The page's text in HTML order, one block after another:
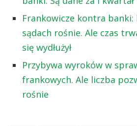
Frankowicze kontra
sądach rośnie. Ale czas
się wydłużył
Przybywa wyroków w
frankowych. Ale liczba
rośnie